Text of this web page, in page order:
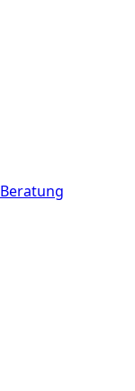
Beratung